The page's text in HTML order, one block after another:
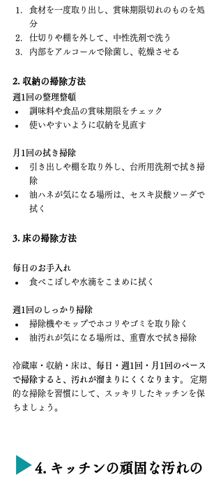
食材を一度取り出し、賞味期限切れのものを処
分
仕切りや棚を外して、中性洗剤で洗う
内部をアルコールで除菌し、乾燥させる
2. 収納の掃除方法
週1回の整理整頓
調味料や食品の賞味期限をチェック
使いやすいように収納を見直す
月1回の拭き掃除
引き出しや棚を取り外し、台所用洗剤で拭き掃
除
油ハネが気になる場所は、セスキ炭酸ソーダで
拭く
3. 床の掃除方法
毎日のお手入れ
食べこぼしや水滴をこまめに拭く
週1回のしっかり掃除
掃除機やモップでホコリやゴミを取り除く
油汚れが気になる場所は、重曹水で拭き掃除
冷蔵庫・収納・床は、 毎日・週1回・月1回のペース
で掃除すると、汚れが溜まりにくくなります。
定期
的な掃除を習慣にして、スッキリしたキッチンを保
ちましょう。
▶︎ 4. キッチンの頑固な汚れの